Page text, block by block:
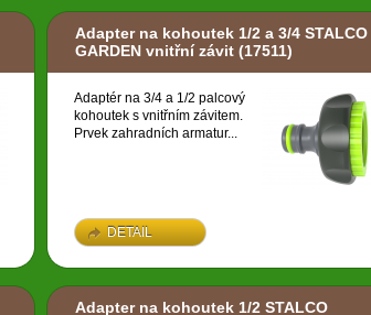
Adapter na kohoutek 1/2 a 3/4 STALCO
GARDEN vnitřní závit (17511)
Adaptér na 3/4 a 1/2 palcový
kohoutek s vnitřním závitem.
Prvek zahradních armatur...
DETAIL
Adapter na kohoutek 1/2 STALCO